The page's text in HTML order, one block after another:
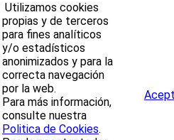
Utilizamos cookies
propias y de terceros
para fines analíticos
y/o estadísticos
anonimizados y para la
correcta navegación
por la web.
Para más información,
consulte nuestra
Politica de Cookies.